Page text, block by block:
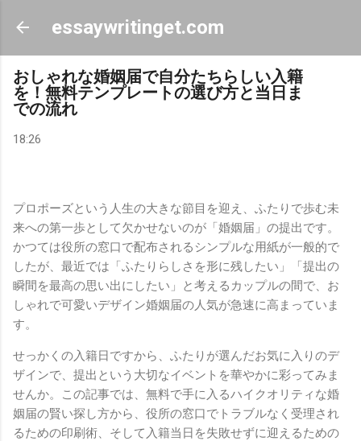
スキップしてメイン コンテンツに移動
essaywritinget.com
おしゃれな婚姻届で自分たちらしい入籍
を！無料テンプレートの選び方と当日ま
での流れ
18:26
プロポーズという人生の大きな節目を迎え、ふたりで歩む未
来への第一歩として欠かせないのが「婚姻届」の提出です。
かつては役所の窓口で配布されるシンプルな用紙が一般的で
したが、最近では「ふたりらしさを形に残したい」「提出の
瞬間を最高の思い出にしたい」と考えるカップルの間で、お
しゃれで可愛いデザイン婚姻届の人気が急速に高まっていま
す。
せっかくの入籍日ですから、ふたりが選んだお気に入りのデ
ザインで、提出という大切なイベントを華やかに彩ってみま
せんか。この記事では、無料で手に入るハイクオリティな婚
姻届の賢い探し方から、役所の窓口でトラブルなく受理され
るための印刷術、そして入籍当日を失敗せずに迎えるための